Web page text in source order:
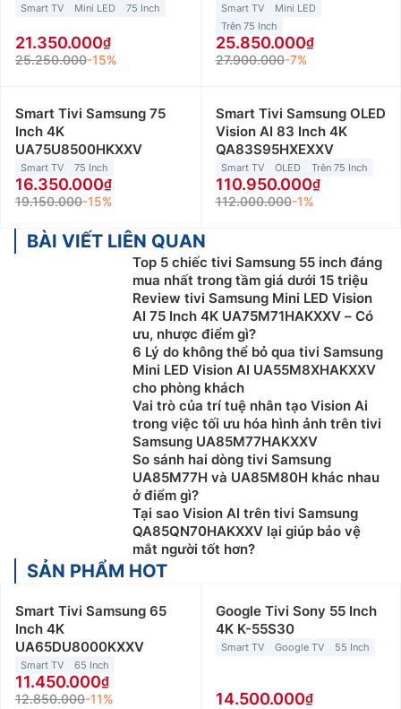
Smart TV Mini LED 75 Inch
21.350.000
25.250.000-15%
Smart TV
Mini LED
Trên 75 Inch
25.850.000
27.900.000-7%
Smart Tivi Samsung 75
Inch 4K
UA75U8500HKXXV
Smart TV 75 Inch
16.350.000
19.150.000-15%
Smart Tivi Samsung OLED
Vision AI 83 Inch 4K
QA83S95HXEXXV
Smart TV OLED Trên 75 Inch
110.950.000
112.000.000-1%
BÀI VIẾT LIÊN QUAN
Top 5 chiếc tivi Samsung 55 inch đáng
mua nhất trong tầm giá dưới 15 triệu
Review tivi Samsung Mini LED Vision
AI 75 Inch 4K UA75M71HAKXXV – Có
ưu, nhược điểm gì?
6 Lý do không thể bỏ qua tivi Samsung
Mini LED Vision AI UA55M8XHAKXXV
cho phòng khách
Vai trò của trí tuệ nhân tạo Vision Ai
trong việc tối ưu hóa hình ảnh trên tivi
Samsung UA85M77HAKXXV
So sánh hai dòng tivi Samsung
UA85M77H và UA85M80H khác nhau
ở điểm gì?
Tại sao Vision AI trên tivi Samsung
QA85QN70HAKXXV lại giúp bảo vệ
mắt người tốt hơn?
SẢN PHẨM HOT
Smart Tivi Samsung 65
Inch 4K
UA65DU8000KXXV
Smart TV 65 Inch
11.450.000
12.850.000-11%
Google Tivi Sony 55 Inch
4K K-55S30
Smart TV Google TV 55 Inch
14.500.000